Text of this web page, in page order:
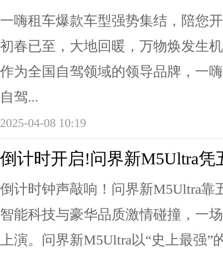
一嗨租车爆款车型强势集结，陪您
初春已至，大地回暖，万物焕发生
作为全国自驾领域的领导品牌，一
自驾...
2025-04-08 10:19
倒计时开启!问界新M5Ultra凭
倒计时钟声敲响！问界新M5Ultra靠
智能科技与豪华品质激情碰撞，一
上演。问界新M5Ultra以“史上最强”